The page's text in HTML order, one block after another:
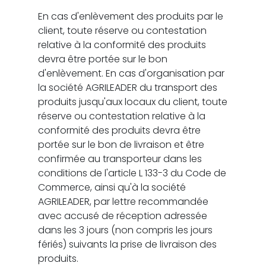
En cas d'enlèvement des produits par le
client, toute réserve ou contestation
relative à la conformité des produits
devra être portée sur le bon
d'enlèvement. En cas d'organisation par
la société AGRILEADER du transport des
produits jusqu'aux locaux du client, toute
réserve ou contestation relative à la
conformité des produits devra être
portée sur le bon de livraison et être
confirmée au transporteur dans les
conditions de l'article L 133-3 du Code de
Commerce, ainsi qu'à la société
AGRILEADER, par lettre recommandée
avec accusé de réception adressée
dans les 3 jours (non compris les jours
fériés) suivants la prise de livraison des
produits.